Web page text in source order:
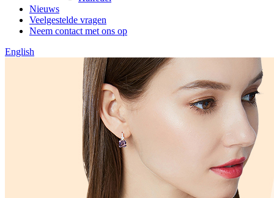
Nieuws
Veelgestelde vragen
Neem contact met ons op
English